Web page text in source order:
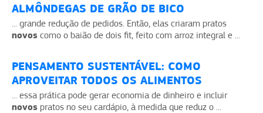
ALMÔNDEGAS DE GRÃO DE BICO
... grande redução de pedidos. Então, elas criaram pratos
novos como o baião de dois fit, feito com arroz integral e ...
PENSAMENTO SUSTENTÁVEL: COMO
APROVEITAR TODOS OS ALIMENTOS
... essa prática pode gerar economia de dinheiro e incluir
novos pratos no seu cardápio, à medida que reduz o ...